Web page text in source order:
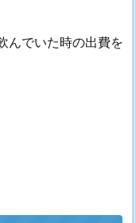
んでいた時の出費を